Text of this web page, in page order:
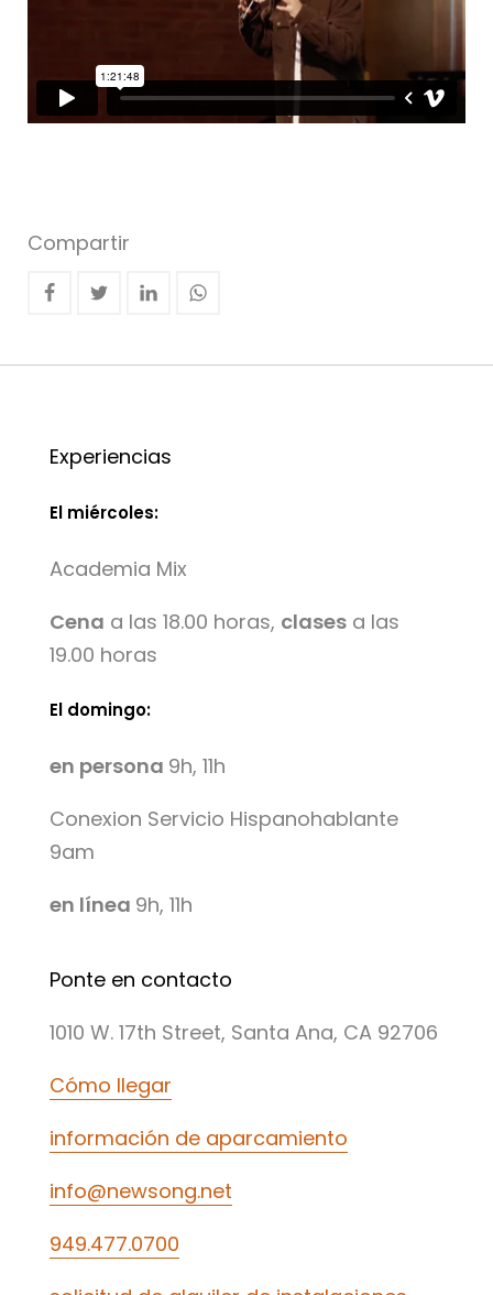
Compartir
Experiencias
El miércoles:
Academia Mix
Cena a las 18.00 horas, clasesa las
19.00 horas
El domingo:
en persona 9h, 11h
Conexion Servicio Hispanohablante
9am
en línea 9h, 11h
Ponte en contacto
1010 W. 17th Street, Santa Ana, CA 92706
Cómo llegar
información de aparcamiento
info@newsong.net
949.477.0700